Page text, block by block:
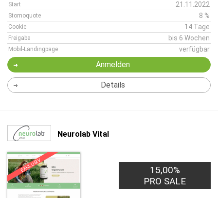
Start 21.11.2022
Stornoquote 8 %
Cookie 14 Tage
Freigabe bis 6 Wochen
Mobil-Landingpage verfügbar
Anmelden
Details
Neurolab Vital
EXKLUSIV
15,00%
PRO SALE